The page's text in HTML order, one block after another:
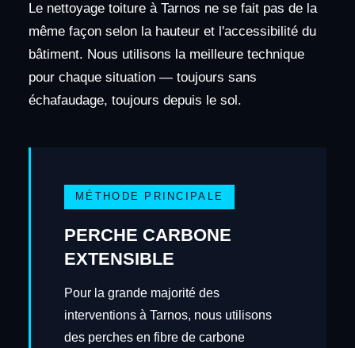
Le nettoyage toiture à Tarnos ne se fait pas de la
même façon selon la hauteur et l'accessibilité du
bâtiment. Nous utilisons la meilleure technique
pour chaque situation — toujours sans
échafaudage, toujours depuis le sol.
MÉTHODE PRINCIPALE
PERCHE CARBONE
EXTENSIBLE
Pour la grande majorité des
interventions à Tarnos, nous utilisons
des perches en fibre de carbone